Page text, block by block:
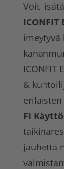
Voit
imeytyvä
&
FI
jauhetta